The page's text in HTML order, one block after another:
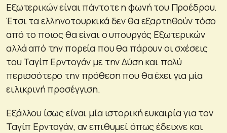
Εξωτερικών είναι πάντοτε η φωνή του Προέδρου.
Έτσι τα ελληνοτουρκικά δεν θα εξαρτηθούν τόσο
από το ποιος θα είναι ο υπουργός Εξωτερικών
αλλά από την πορεία που θα πάρουν οι σχέσεις
του Ταγίπ Ερντογάν με την Δύση και πολύ
περισσότερο την πρόθεση που θα έχει για μία
ειλικρινή προσέγγιση.
Εξάλλου ίσως είναι μία ιστορική ευκαιρία για τον
Ταγίπ Ερντογάν, αν επιθυμεί όπως έδειχνε και